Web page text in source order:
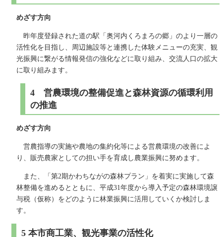
めざす方向
昨年度登録された道の駅「奥河内くろまろの郷」のより一層の
活性化を目指し、周辺施設等と連携した体験メニューの充実、観
光振興に繋がる情報発信の強化などに取り組み、交流人口の拡大
に取り組みます。
4 営農環境の整備促進と森林資源の循環利用
の推進
めざす方向
営農指導の実施や農地の集約化等による営農環境の改善によ
り、販売農家としての担い手を育成し農業振興に努めます。
また、「第2期かわちながの森林プラン」を着実に実施して森
林整備を進めるとともに、平成31年度から導入予定の森林環境譲
与税（仮称）をどのように林業振興に活用していくか検討しま
す。
5 本市商工業、観光事業の活性化